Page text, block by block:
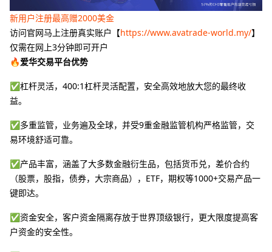
新用户注册最高赠2000美金
访问官网马上注册真实账户【https://www.avatrade-world.my/】
仅需在网上3分钟即可开户
🔥爱华交易平台优势
✅杠杆灵活，400:1杠杆灵活配置，安全高效地放大您的最终收
益。
✅多重监管，业务遍及全球，并受9重金融监管机构严格监管，交
易环境舒适可靠。
✅产品丰富，涵盖了大多数金融衍生品，包括货币兑，差价合约
（股票，股指，债券，大宗商品），ETF，期权等1000+交易产品一
键即达。
✅资金安全，客户资金隔离存放于世界顶级银行，更大限度提高客
户资金的安全性。